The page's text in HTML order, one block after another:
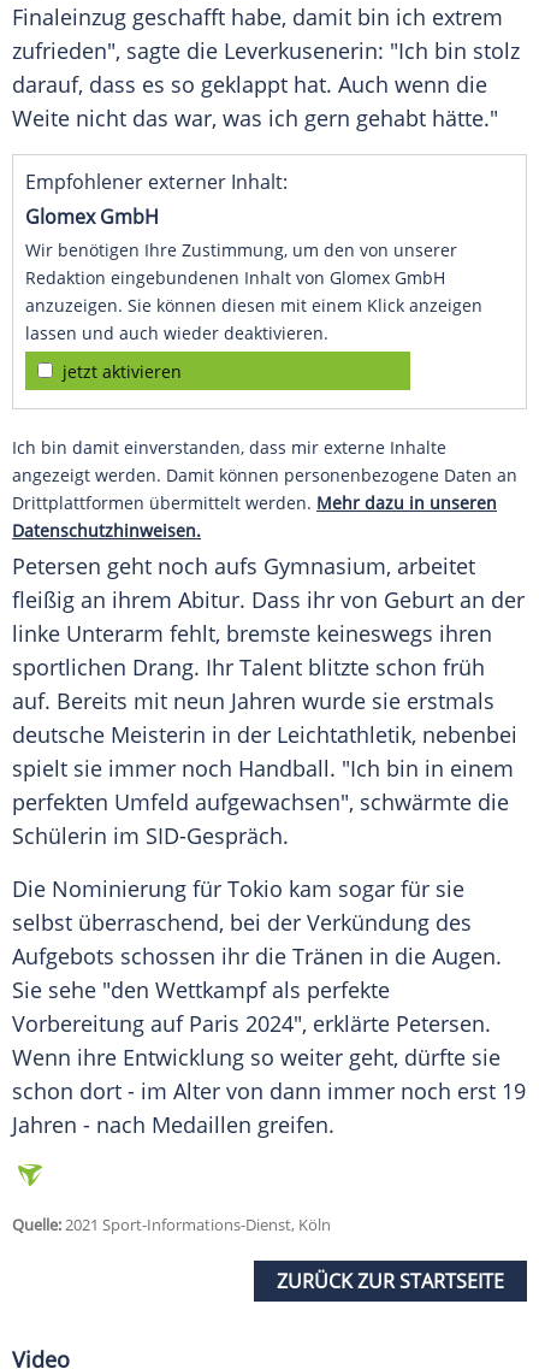
Finaleinzug geschafft habe, damit bin ich extrem
zufrieden", sagte die Leverkusenerin: "Ich bin stolz
darauf, dass es so geklappt hat. Auch wenn die
Weite nicht das war, was ich gern gehabt hätte."
Empfohlener externer Inhalt:
Glomex GmbH
Wir benötigen Ihre Zustimmung, um den von unserer
Redaktion eingebundenen Inhalt von Glomex GmbH
anzuzeigen. Sie können diesen mit einem Klick anzeigen
lassen und auch wieder deaktivieren.
jetzt aktivieren
Ich bin damit einverstanden, dass mir externe Inhalte
angezeigt werden. Damit können personenbezogene Daten an
Drittplattformen übermittelt werden. Mehr dazu in unseren
Datenschutzhinweisen.
Petersen geht noch aufs Gymnasium, arbeitet
fleißig an ihrem Abitur. Dass ihr von Geburt an der
linke Unterarm fehlt, bremste keineswegs ihren
sportlichen Drang. Ihr Talent blitzte schon früh
auf. Bereits mit neun Jahren wurde sie erstmals
deutsche Meisterin in der Leichtathletik, nebenbei
spielt sie immer noch Handball. "Ich bin in einem
perfekten Umfeld aufgewachsen", schwärmte die
Schülerin im SID-Gespräch.
Die Nominierung für Tokio kam sogar für sie
selbst überraschend, bei der Verkündung des
Aufgebots schossen ihr die Tränen in die Augen.
Sie sehe "den Wettkampfals perfekte
Vorbereitung auf Paris 2024", erklärte Petersen.
Wenn ihre Entwicklung so weiter geht, dürfte sie
schon dort - im Alter von dann immer noch erst 19
Jahren - nach Medaillen greifen.
Quelle:2021 Sport-Informations-Dienst, Köln
ZURÜCK ZUR STARTSEITE
Video